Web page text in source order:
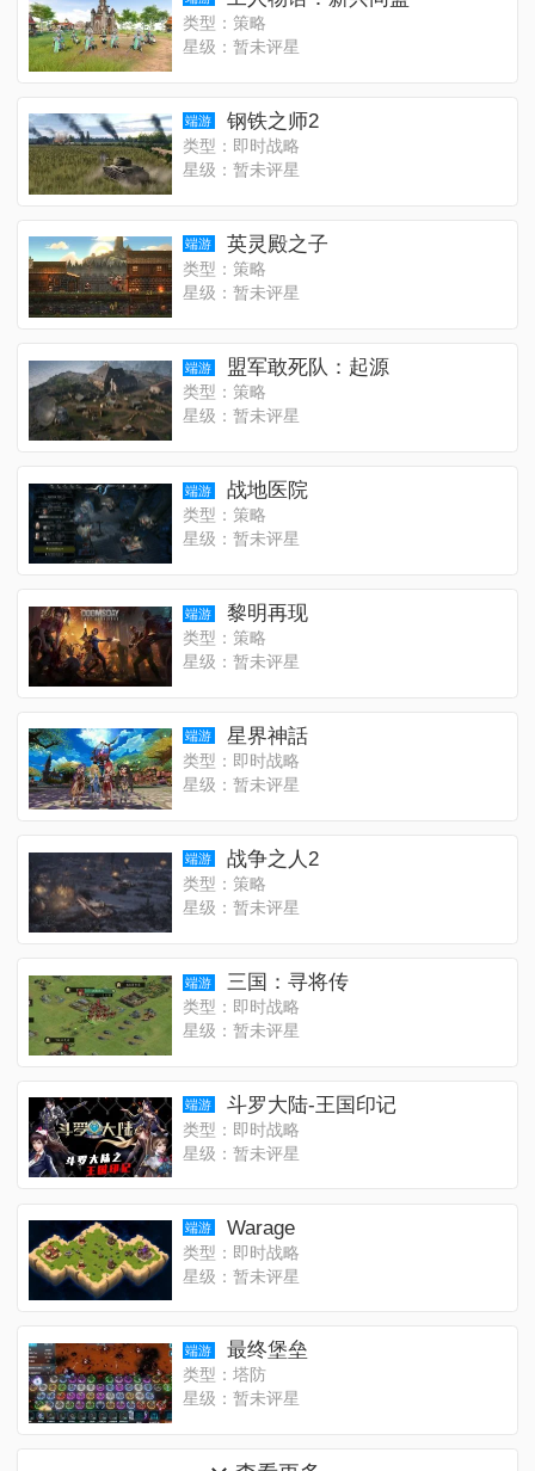
类型：策略
星级：暂未评星
端游 钢铁之师2
类型：即时战略
星级：暂未评星
端游 英灵殿之子
类型：策略
星级：暂未评星
端游 盟军敢死队：起源
类型：策略
星级：暂未评星
端游 战地医院
类型：策略
星级：暂未评星
端游 黎明再现
类型：策略
星级：暂未评星
端游 星界神話
类型：即时战略
星级：暂未评星
端游 战争之人2
类型：策略
星级：暂未评星
端游 三国：寻将传
类型：即时战略
星级：暂未评星
端游 斗罗大陆-王国印记
类型：即时战略
星级：暂未评星
端游 Warage
类型：即时战略
星级：暂未评星
端游 最终堡垒
类型：塔防
星级：暂未评星